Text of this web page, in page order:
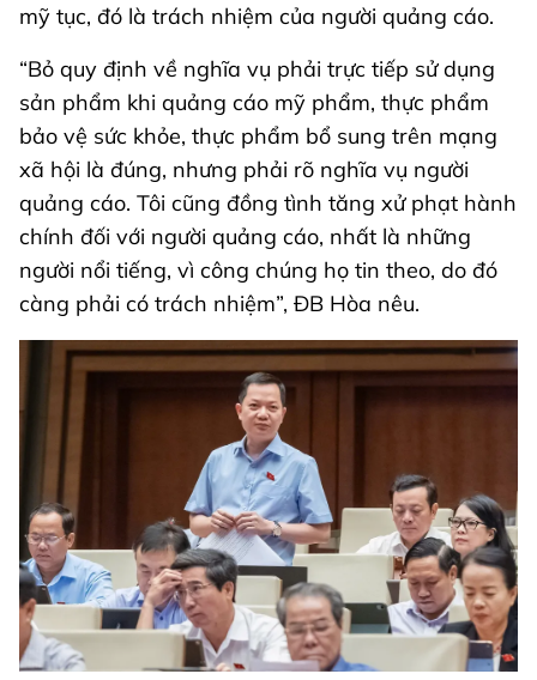
mỹ tục, đó là trách nhiệm của người quảng cáo.
“Bỏ quy định về nghĩa vụ phải trực tiếp sử dụng
sản phẩm khi quảng cáo mỹ phẩm, thực phẩm
bảo vệ sức khỏe, thực phẩm bổ sung trên mạng
xã hội là đúng, nhưng phải rõ nghĩa vụ người
quảng cáo. Tôi cũng đồng tình tăng xử phạt hành
chính đối với người quảng cáo, nhất là những
người nổi tiếng, vì công chúng họ tin theo, do đó
càng phải có trách nhiệm”, ĐB Hòa nêu.